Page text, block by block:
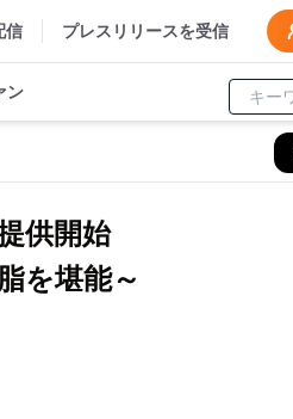
信 プレスリリースを受信
ン
供開始
を堪能～